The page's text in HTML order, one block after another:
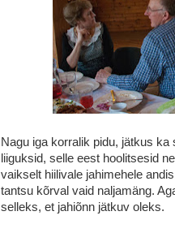
Nagu iga korralik pidu, jätkus
liiguksid, selle eest hoolitsesid
vaikselt hiilivale jahimehele
tantsu kõrval vaid naljamäng.
selleks, et jahiõnn jätkuv oleks.